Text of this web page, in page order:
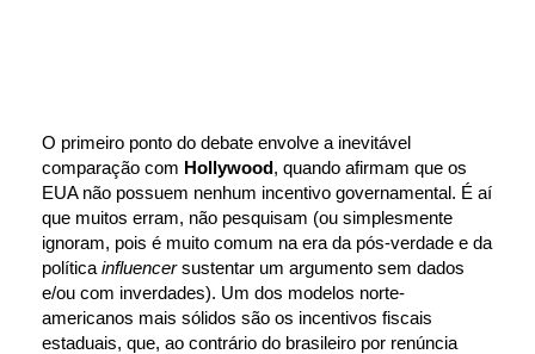
O primeiro ponto do debate envolve a inevitável
comparação com Hollywood, quando afirmam que os
EUA não possuem nenhum incentivo governamental. É aí
que muitos erram, não pesquisam (ou simplesmente
ignoram, pois é muito comum na era da pós-verdade e da
política influencer sustentar um argumento sem dados
e/ou com inverdades). Um dos modelos norte-
americanos mais sólidos são os incentivos fiscais
estaduais, que, ao contrário do brasileiro por renúncia